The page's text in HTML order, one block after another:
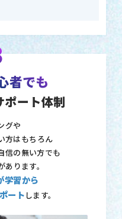
者でも
ポート体制
グや
方はもちろん
信の無い方でも
あります。
学習から
ート します。